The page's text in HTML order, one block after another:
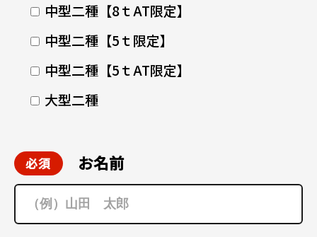
中型二種【8ｔAT限定】
中型二種【5ｔ限定】
中型二種【5ｔAT限定】
大型二種
お名前